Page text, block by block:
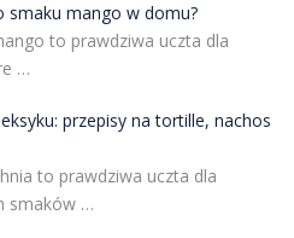
smaku mango w domu?
to prawdziwa uczta dla
…
przepisy na tortille, nachos
to prawdziwa uczta dla
smaków …